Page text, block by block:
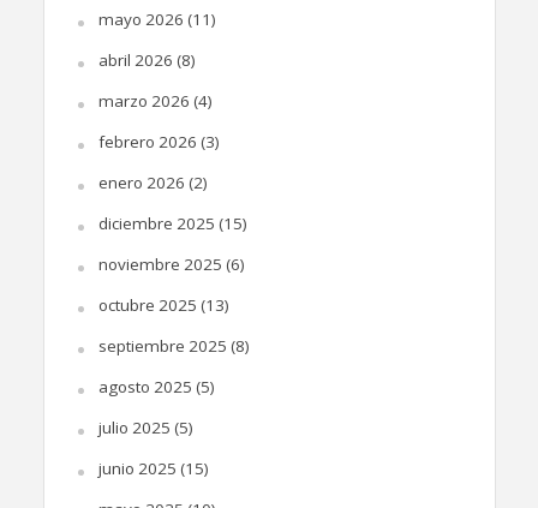
mayo 2026 (11)
abril 2026 (8)
marzo 2026 (4)
febrero 2026 (3)
enero 2026 (2)
diciembre 2025 (15)
noviembre 2025 (6)
octubre 2025 (13)
septiembre 2025 (8)
agosto 2025 (5)
julio 2025 (5)
junio 2025 (15)